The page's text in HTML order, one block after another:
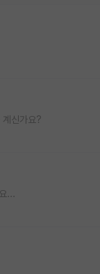
계신가요?
...